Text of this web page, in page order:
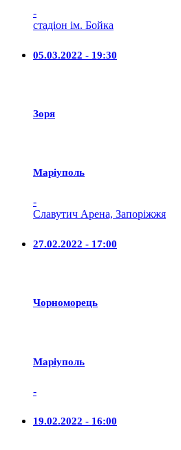
-
стадіон ім. Бойка
05.03.2022 - 19:30
Зоря
Маріуполь
-
Славутич Арена, Запоріжжя
27.02.2022 - 17:00
Чорноморець
Маріуполь
-
19.02.2022 - 16:00